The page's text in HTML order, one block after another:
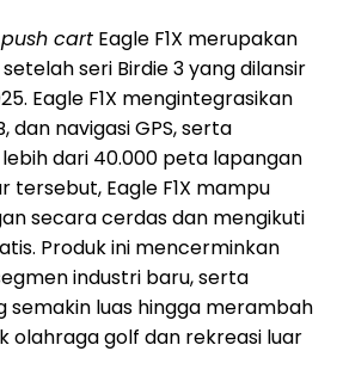
cart Eagle F1X merupakan
seri Birdie 3 yang dilansir
. Eagle F1X mengintegrasikan
dan navigasi GPS, serta
dari 40.000 peta lapangan
Eagle F1X mampu
secara cerdas dan mengikuti
Produk ini mencerminkan
industri baru, serta
semakin luas hingga merambah
olahraga golf dan rekreasi luar